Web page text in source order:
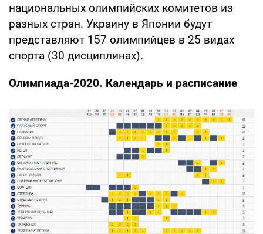
национальных олимпийских комитетов из
разных стран. Украину в Японии будут
представляют 157 олимпийцев в 25 видах
спорта (30 дисциплинах).
Олимпиада-2020. Календарь и расписание